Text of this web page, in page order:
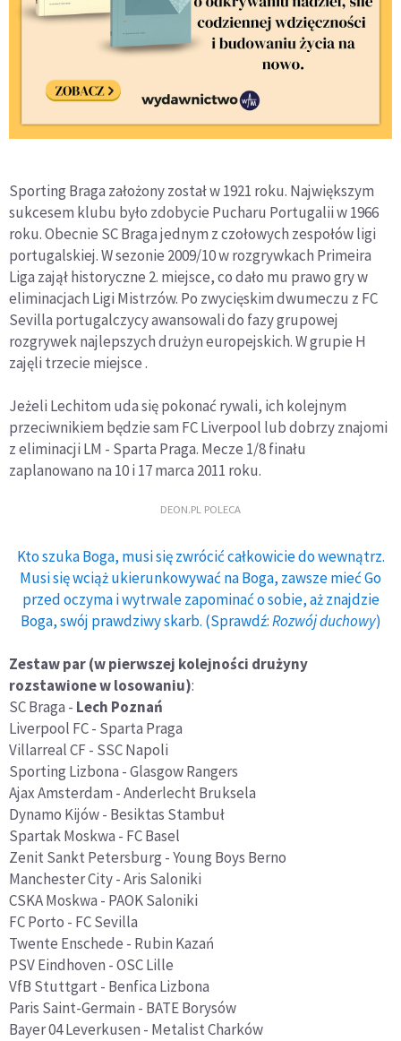
Sporting Braga założony został w 1921 roku. Największym
sukcesem klubu było zdobycie Pucharu Portugalii w 1966
roku. Obecnie SC Braga jednym z czołowych zespołów ligi
portugalskiej. W sezonie 2009/10 w rozgrywkach Primeira
Liga zajął historyczne 2. miejsce, co dało mu prawo gry w
eliminacjach Ligi Mistrzów. Po zwycięskim dwumeczu z FC
Sevilla portugalczycy awansowali do fazy grupowej
rozgrywek najlepszych drużyn europejskich. W grupie H
zajęli trzecie miejsce .
Jeżeli Lechitom uda się pokonać rywali, ich kolejnym
przeciwnikiem będzie sam FC Liverpool lub dobrzy znajomi
z eliminacji LM - Sparta Praga. Mecze 1/8 finału
zaplanowano na 10 i 17 marca 2011 roku.
DEON.PL POLECA
Kto szuka Boga, musi się zwrócić całkowicie do wewnątrz.
Musi się wciąż ukierunkowywać na Boga, zawsze mieć Go
przed oczyma i wytrwale zapominać o sobie, aż znajdzie
Boga, swój prawdziwy skarb. (Sprawdź:Rozwój duchowy)
Zestaw par (w pierwszej kolejności drużyny
rozstawione w losowaniu):
SC Braga - Lech Poznań
Liverpool FC - Sparta Praga
Villarreal CF - SSC Napoli
Sporting Lizbona - Glasgow Rangers
Ajax Amsterdam - Anderlecht Bruksela
Dynamo Kijów - Besiktas Stambuł
Spartak Moskwa - FC Basel
Zenit Sankt Petersburg - Young Boys Berno
Manchester City - Aris Saloniki
CSKA Moskwa - PAOK Saloniki
FC Porto - FC Sevilla
Twente Enschede - Rubin Kazań
PSV Eindhoven - OSC Lille
VfB Stuttgart - Benfica Lizbona
Paris Saint-Germain - BATE Borysów
Bayer 04 Leverkusen - Metalist Charków